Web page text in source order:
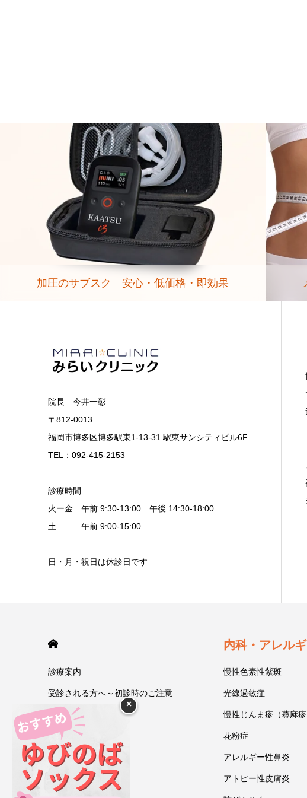
加圧のサブスク 安心・低価格・即効果
院長 今井一彰
〒812-0013
福岡市博多区博多駅東1-13-31 駅東サンシティビル6F
TEL：092-415-2153
診療時間
火ー金 午前 9:30-13:00 午後 14:30-18:00
土 午前 9:00-15:00
日・月・祝日は休診日です
診療案内
受診される方へ～初診時のご注意
今井一彰 院長紹介
あいうべ体操
ゆびのば体操
ブログ
内科・アレル
慢性色素性紫斑
光線過敏症
慢性じんま疹（蕁麻疹
花粉症
アレルギー性鼻炎
アトピー性皮膚炎
×